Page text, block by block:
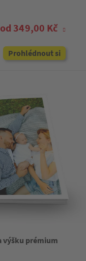
od 349,00 Kč
Prohlédnout si
výšku prémium